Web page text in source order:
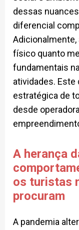
dessas
diferencial
Adicionalmente,
físico quanto
fundamentais
atividades. Este
estratégica de
desde
A herança
os turistas
procuram
A pandemia